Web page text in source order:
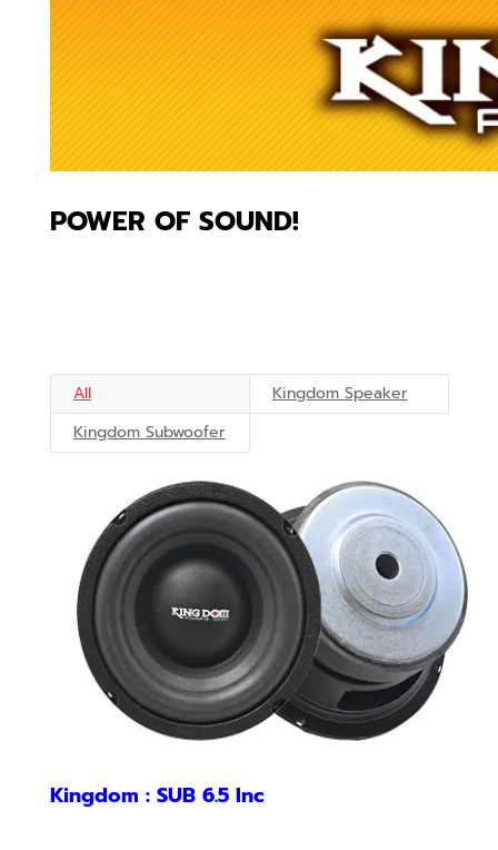
POWER OF SOUND!
All
Kingdom Speaker
Kingdom Subwoofer
Kingdom : SUB 6.5 Inc